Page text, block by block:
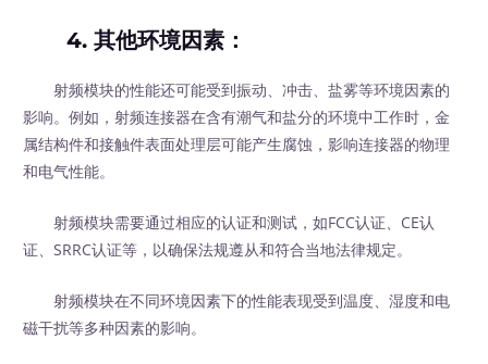
4.其他环境因素 ：
射频模块的性能还可能受到振动、冲击、盐雾等环境因素的
影响。例如，射频连接器在含有潮气和盐分的环境中工作时，金
属结构件和接触件表面处理层可能产生腐蚀，影响连接器的物理
和电气性能。
射频模块需要通过相应的认证和测试，如FCC认证、CE认
证、SRRC认证等，以确保法规遵从和符合当地法律规定。
射频模块在不同环境因素下的性能表现受到温度、湿度和电
磁干扰等多种因素的影响。